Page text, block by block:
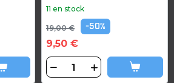
11 en stock
19,00 € -50%
9,50 €